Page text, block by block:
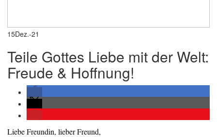
15Dez.-21
Teile Gottes Liebe mit der Welt:
Freude & Hoffnung!
Liebe Freundin, lieber Freund,